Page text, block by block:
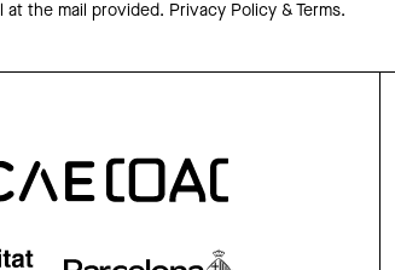
at the mail provided. Privacy Policy & Terms.